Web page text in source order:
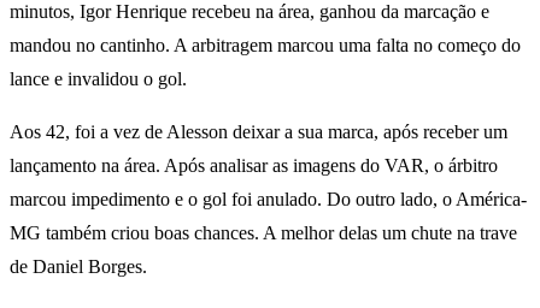
minutos, Igor Henrique recebeu na área, ganhou da marcação e
mandou no cantinho. A arbitragem marcou uma falta no começo do
lance e invalidou o gol.
Aos 42, foi a vez de Alesson deixar a sua marca, após receber um
lançamento na área. Após analisar as imagens do VAR, o árbitro
marcou impedimento e o gol foi anulado. Do outro lado, o América-
MG também criou boas chances. A melhor delas um chute na trave
de Daniel Borges.